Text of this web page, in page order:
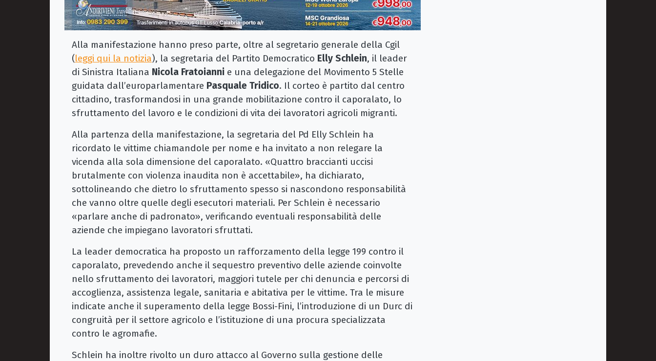
Alla manifestazione hanno preso parte, oltre al segretario generale della Cgil
(leggi qui la notizia), la segretaria del Partito Democratico Elly Schlein, il leader
di Sinistra Italiana Nicola Fratoianni e una delegazione del Movimento 5 Stelle
guidata dall’europarlamentare Pasquale Tridico. Il corteo è partito dal centro
cittadino, trasformandosi in una grande mobilitazione contro il caporalato, lo
sfruttamento del lavoro e le condizioni di vita dei lavoratori agricoli migranti.
Alla partenza della manifestazione, la segretaria del Pd Elly Schlein ha
ricordato le vittime chiamandole per nome e ha invitato a non relegare la
vicenda alla sola dimensione del caporalato. «Quattro braccianti uccisi
brutalmente con violenza inaudita non è accettabile», ha dichiarato,
sottolineando che dietro lo sfruttamento spesso si nascondono responsabilità
che vanno oltre quelle degli esecutori materiali. Per Schlein è necessario
«parlare anche di padronato», verificando eventuali responsabilità delle
aziende che impiegano lavoratori sfruttati.
La leader democratica ha proposto un rafforzamento della legge 199 contro il
caporalato, prevedendo anche il sequestro preventivo delle aziende coinvolte
nello sfruttamento dei lavoratori, maggiori tutele per chi denuncia e percorsi di
accoglienza, assistenza legale, sanitaria e abitativa per le vittime. Tra le misure
indicate anche il superamento della legge Bossi-Fini, l’introduzione di un Durc di
congruità per il settore agricolo e l’istituzione di una procura specializzata
contro le agromafie.
Schlein ha inoltre rivolto un duro attacco al Governo sulla gestione delle